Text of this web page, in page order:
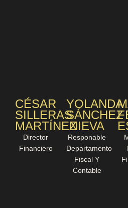
CÉSAR
SILLERAS
MARTÍNEZ
Director
Financiero
YOLANDA
SÁNCHEZ
NIEVA
Responable
Departamento
Fiscal Y
Contable